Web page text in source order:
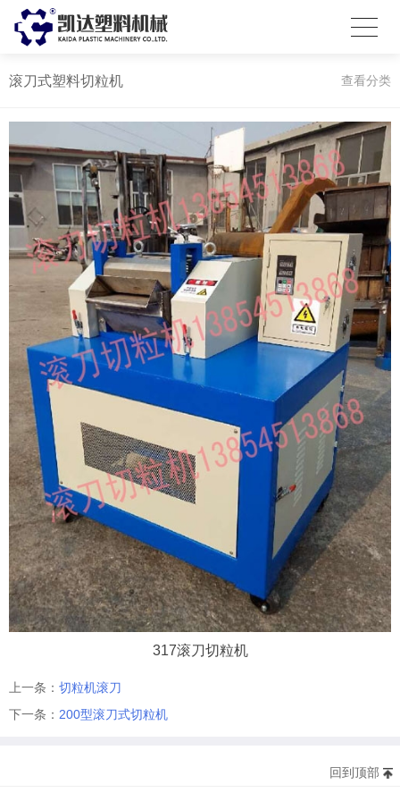
滚刀式塑料切粒机 查看分类
317滚刀切粒机
上一条： 切粒机滚刀
下一条： 200型滚刀式切粒机
回到顶部